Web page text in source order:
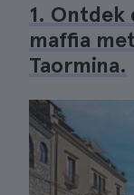
1. Ontdek
maffia
Taormina.